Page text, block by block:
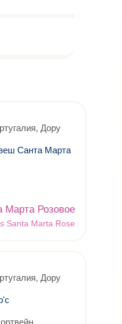
Дору
Санта Марта
Марта Розовое
Santa Marta Rose
Дору